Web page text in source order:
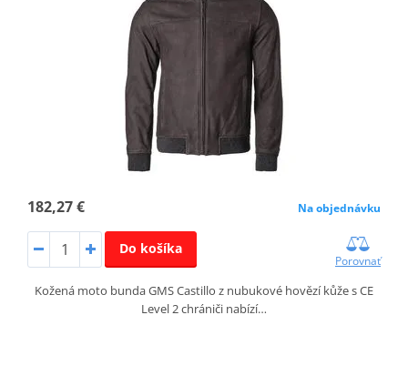
182,27 € Na objednávku
Do košíka
Porovnať
Kožená moto bunda GMS Castillo z nubukové hovězí kůže s CE
Level 2 chrániči nabízí…